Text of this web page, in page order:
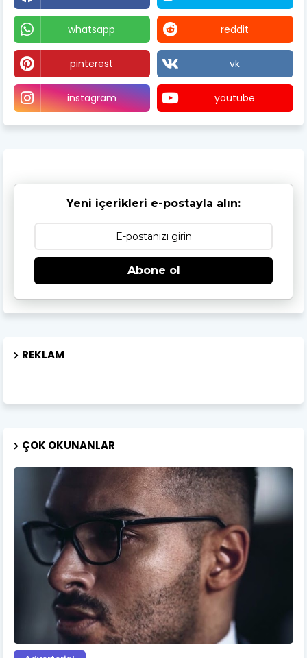
whatsapp reddit
pinterest vk
instagram youtube
Yeni içerikleri e-postayla alın:
Abone ol
REKLAM
ÇOK OKUNANLAR